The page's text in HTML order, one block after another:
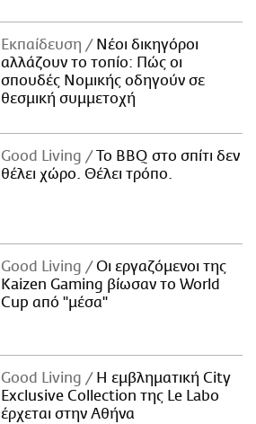
Εκπαίδευση
Νέοι δικηγόροι
αλλάζουν το τοπίο: Πώς οι
σπουδές Νομικής οδηγούν σε
θεσμική συμμετοχή
Good Living
Το BBQ στο σπίτι δεν
θέλει χώρο. Θέλει τρόπο.
Good Living
Οι εργαζόμενοι της
Kaizen Gaming βίωσαν το World
Cup από "μέσα"
Good Living
Η εμβληματική City
Exclusive Collection της Le Labo
έρχεται στην Αθήνα